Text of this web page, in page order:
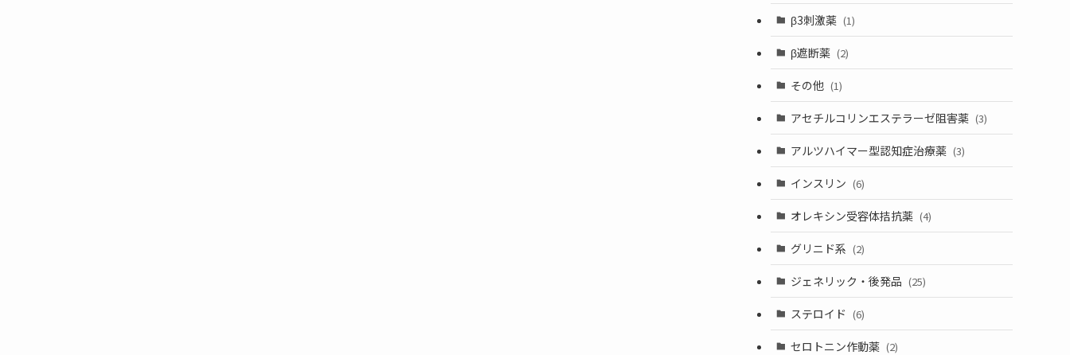
β3刺激薬 (1)
β遮断薬 (2)
その他 (1)
アセチルコリンエステラーゼ阻害薬 (3)
アルツハイマー型認知症治療薬 (3)
インスリン (6)
オレキシン受容体拮抗薬 (4)
グリニド系 (2)
ジェネリック・後発品 (25)
ステロイド (6)
セロトニン作動薬 (2)